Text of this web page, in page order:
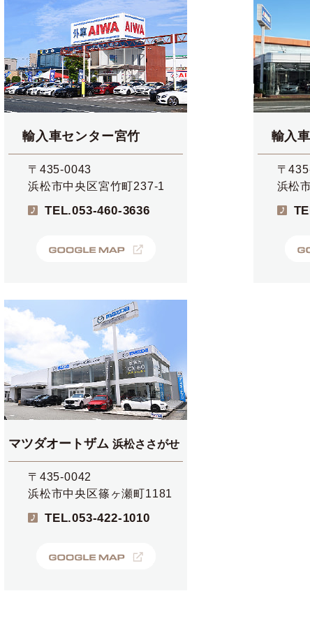
輸入車センター宮竹
〒435-0043
浜松市中央区宮竹町237-1
TEL.053-460-3636
輸入
〒
浜松
マツダオートザム 浜松ささがせ
〒435-0042
浜松市中央区篠ヶ瀬町1181
TEL.053-422-1010